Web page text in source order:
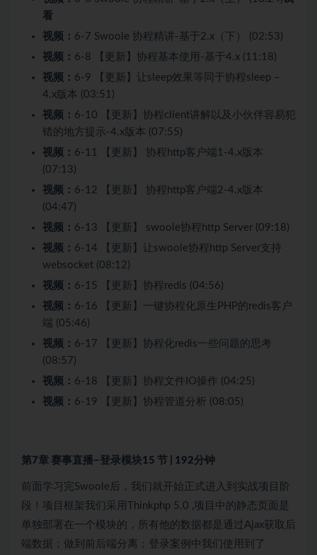
看
视频： 6-7 Swoole 协程精讲-基于2.x（下） (02:53)
视频： 6-8 【更新】协程基本使用-基于4.x (11:18)
视频： 6-9 【更新】让sleep效果等同于协程sleep –
4.x版本 (03:51)
视频： 6-10 【更新】协程client讲解以及小伙伴容易犯
错的地方提示-4.x版本 (07:55)
视频： 6-11 【更新】 协程http客户端1-4.x版本
(07:13)
视频： 6-12 【更新】 协程http客户端2-4.x版本
(04:47)
视频： 6-13 【更新】 swoole协程http Server (09:18)
视频： 6-14 【更新】让swoole协程http Server支持
websocket (08:12)
视频： 6-15 【更新】协程redis (04:56)
视频： 6-16 【更新】一键协程化原生PHP的redis客户
端 (05:46)
视频： 6-17 【更新】协程化redis一些问题的思考
(08:57)
视频： 6-18 【更新】协程文件IO操作 (04:25)
视频： 6-19 【更新】协程管道分析 (08:05)
第7章 赛事直播–登录模块15 节 | 192分钟
前面学习完Swoole后，我们就开始正式进入到实战项目阶
段！项目框架我们采用Thinkphp 5.0 ,项目中的静态页面是
单独部署在一个模块的，所有他的数据都是通过Ajax获取后
端数据；做到前后端分离；登录案例中我们使用到了